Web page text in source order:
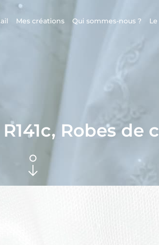
Mes créations Qui sommes-nous ?
, Robes de